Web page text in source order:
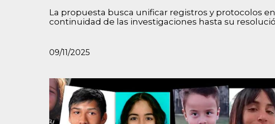
La propuesta busca unificar registros y protocolos
continuidad de las investigaciones hasta su
09/11/2025